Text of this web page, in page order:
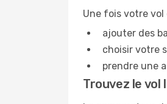
Une fois votre
ajouter des
choisir votre
prendre une
Trouvez le vol